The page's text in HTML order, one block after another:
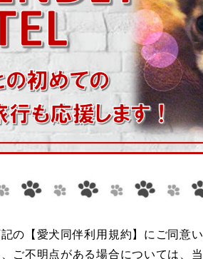
の【愛犬同伴利用規約】にご同意
ご不明点がある場合については、